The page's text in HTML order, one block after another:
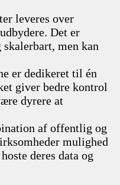
leveres over
Det er
men kan
er dedikeret til én
giver bedre kontrol
dyrere at
af offentlig og
mulighed
deres data og